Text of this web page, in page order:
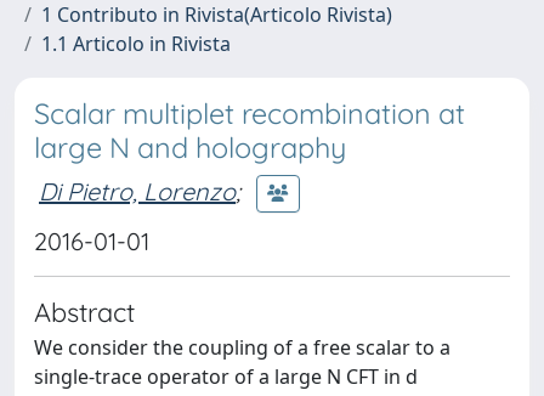
1 Contributo in Rivista(Articolo Rivista)
1.1 Articolo in Rivista
Scalar multiplet recombination at
large N and holography
Di Pietro, Lorenzo;
2016-01-01
Abstract
We consider the coupling of a free scalar to a
single-trace operator of a large N CFT in d